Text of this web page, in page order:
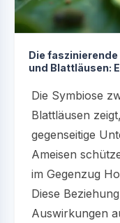
Die
und Blattläusen:
Die Symbiose
Blattläusen
gegenseitige
Ameisen
im Gegenzug
Diese
Auswirkungen